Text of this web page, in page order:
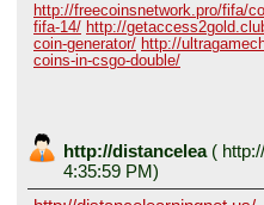
http://freecoinsnetwork.pro/fifa/
fifa-14/ http://
coin-generator/ http://
coins-in-csgo-double/
http://distancelea (
4:35:59 PM)